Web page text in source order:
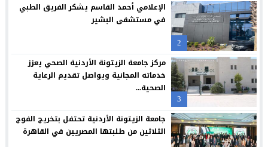
12:24 شراكة بين “طلبات الأردن” ومؤسسة تضامن لتسهيل التبرعات
12:21 سامسونج تعيد تصميم الشاشة بما يتوافق مع الطريقة التي
12:18 البنك الأردني الكويتي يوقع اتفاقية تعاون مع الشركة الأردنية
2
الإعلامي أحمد القاسم يشكر الفريق الطبي
في مستشفى البشير
3
مركز جامعة الزيتونة الأردنية الصحي يعزز
خدماته المجانية ويواصل تقديم الرعاية
الصحية...
جامعة الزيتونة الأردنية تحتفل بتخريج الفوج
الثلاثين من طلبتها المصريين في القاهرة